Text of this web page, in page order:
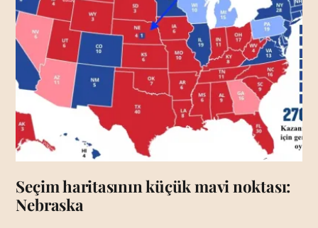
Seçim haritasının küçük mavi noktası:
Nebraska